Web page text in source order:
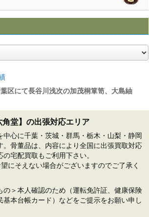
区にて長谷川浅次の加茂桐箪笥、大島紬
角堂】の出張対応エリア
中心に千葉・茨城・群馬・栃木・山梨・静岡
。骨董品は、内容により全国に出張買取対応
宅配買取もご利用下さい。
にそえない場合がございますのでご了承く
の＞本人確認のため（運転免許証、健康保険
基本台帳カード）などをご提示をお願い申し